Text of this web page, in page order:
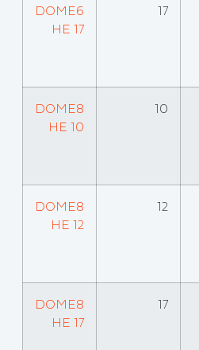
DOME6
HE 17
17
DOME8
HE 10
10
DOME8
HE 12
12
DOME8
HE 17
17